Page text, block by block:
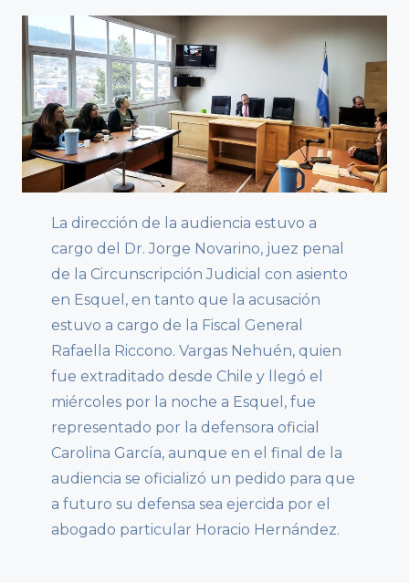
La dirección de la audiencia estuvo a
cargo del Dr. Jorge Novarino, juez penal
de la Circunscripción Judicial con asiento
en Esquel, en tanto que la acusación
estuvo a cargo de la Fiscal General
Rafaella Riccono. Vargas Nehuén, quien
fue extraditado desde Chile y llegó el
miércoles por la noche a Esquel, fue
representado por la defensora oficial
Carolina García, aunque en el final de la
audiencia se oficializó un pedido para que
a futuro su defensa sea ejercida por el
abogado particular Horacio Hernández.